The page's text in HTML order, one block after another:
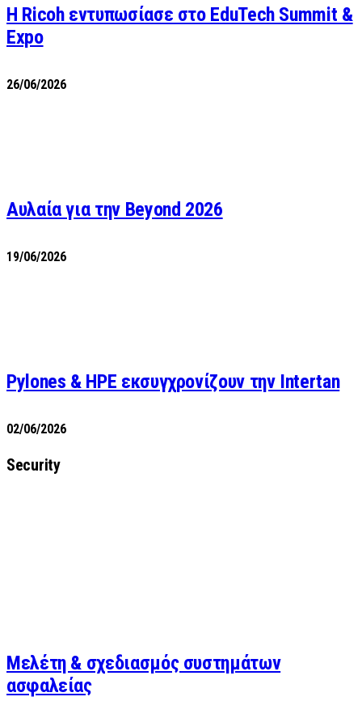
Η Ricoh εντυπωσίασε στο EduTech Summit &
Expo
26/06/2026
Αυλαία για την Beyond 2026
19/06/2026
Pylones & HPE εκσυγχρονίζουν την Intertan
02/06/2026
Security
Μελέτη & σχεδιασμός συστημάτων
ασφαλείας